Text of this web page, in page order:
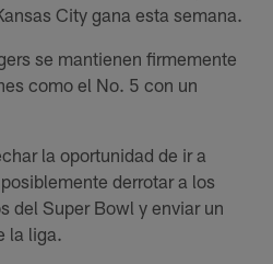
City gana esta semana.
se mantienen firmemente
como el No. 5 con un
la oportunidad de ir a
derrotar a los
del Super Bowl y enviar un
la liga.